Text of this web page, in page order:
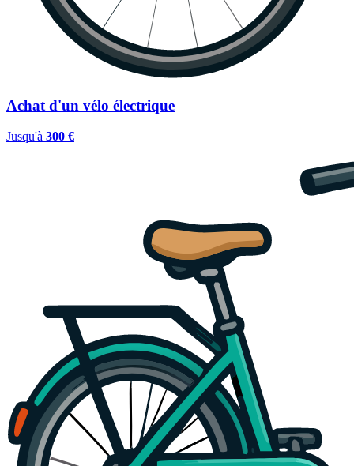
Achat d'un vélo électrique
Jusqu'à 300 €